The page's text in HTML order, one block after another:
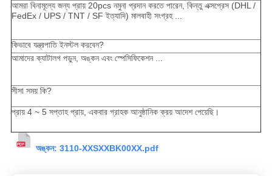
আমরা বিনামূল্যে জন্য প্রায় 20pcs নমুনা প্রদান করতে পারেন, কিন্তু এক্সপ্রেস (DHL /
FedEx / UPS / TNT / SF ইত্যাদি) মালবাহী সংগ্রহ ...
কিভাবে যন্ত্রপাতি ইনস্টল করবেন?
আমাদের ক্যাটালগ পড়ুন, অঙ্কন এবং স্পেসিফিকেশন ...
সীসা সময় কি?
প্রায় 4 ~ 5 সপ্তাহ প্রায়, একবার গ্রাহক আনুষ্ঠানিক ক্রয় আদেশ পেয়েছি।
অঙ্কন: 3110-XXSXXBK00XX.pdf